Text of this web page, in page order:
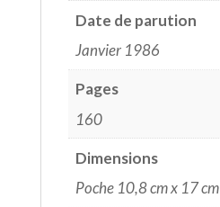
Date de parution
Janvier 1986
Pages
160
Dimensions
Poche 10,8 cm x 17 cm